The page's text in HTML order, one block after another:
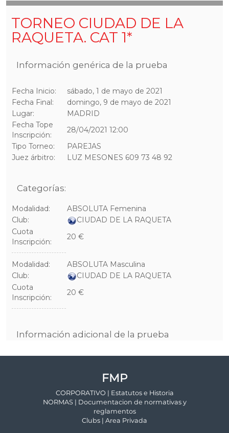
FMP
CORPORATIVO | Estatutos e Historia
NORMAS | Documentacion de normativas y
reglamentos
Clubs | Area Privada